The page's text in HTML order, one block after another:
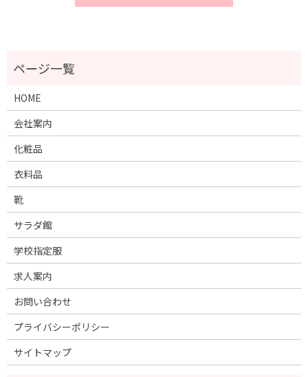
HOME
会社案内
化粧品
衣料品
靴
サラダ館
学校指定服
求人案内
お問い合わせ
プライバシーポリシー
サイトマップ